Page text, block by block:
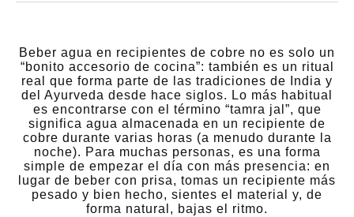
Beber agua en recipientes de cobre no es solo un
“bonito accesorio de cocina”: también es un ritual
real que forma parte de las tradiciones de India y
del Ayurveda desde hace siglos. Lo más habitual
es encontrarse con el término “tamra jal”, que
significa agua almacenada en un recipiente de
cobre durante varias horas (a menudo durante la
noche). Para muchas personas, es una forma
simple de empezar el día con más presencia: en
lugar de beber con prisa, tomas un recipiente más
pesado y bien hecho, sientes el material y, de
forma natural, bajas el ritmo.